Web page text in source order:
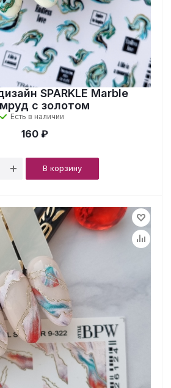
SPARKLE Marble
с золотом
Есть в наличии
160 ₽
В корзину